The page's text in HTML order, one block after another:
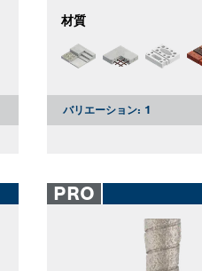
材質
バリエーション: 1
PRO